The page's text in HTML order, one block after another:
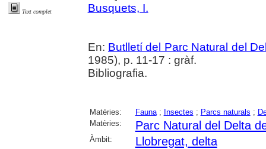
Text complet
Busquets, I.
En: Butlletí del Parc Natural del
1985), p. 11-17 : gràf.
Bibliografia.
Matèries: Fauna; Insectes ; Parcs naturals ;
Matèries:
Parc Natural del Delta
Àmbit: Llobregat, delta